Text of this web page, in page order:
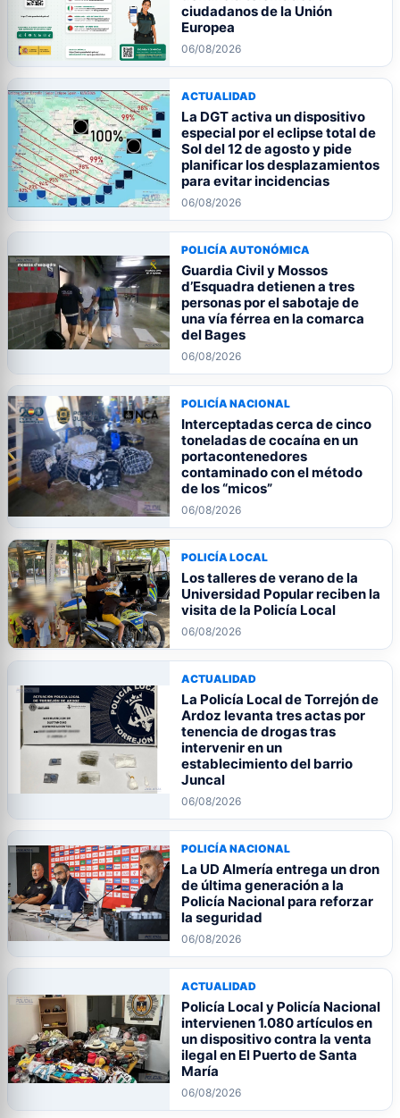
ciudadanos de la Unión
Europea
06/08/2026
ACTUALIDAD
La DGT activa un dispositivo
especial por el eclipse total de
Sol del 12 de agosto y pide
planificar los desplazamientos
para evitar incidencias
06/08/2026
POLICÍA AUTONÓMICA
Guardia Civil y Mossos
d’Esquadra detienen a tres
personas por el sabotaje de
una vía férrea en la comarca
del Bages
06/08/2026
POLICÍA NACIONAL
Interceptadas cerca de cinco
toneladas de cocaína en un
portacontenedores
contaminado con el método
de los “micos”
06/08/2026
POLICÍA LOCAL
Los talleres de verano de la
Universidad Popular reciben la
visita de la Policía Local
06/08/2026
ACTUALIDAD
La Policía Local de Torrejón de
Ardoz levanta tres actas por
tenencia de drogas tras
intervenir en un
establecimiento del barrio
Juncal
06/08/2026
POLICÍA NACIONAL
La UD Almería entrega un dron
de última generación a la
Policía Nacional para reforzar
la seguridad
06/08/2026
ACTUALIDAD
Policía Local y Policía Nacional
intervienen 1.080 artículos en
un dispositivo contra la venta
ilegal en El Puerto de Santa
María
06/08/2026